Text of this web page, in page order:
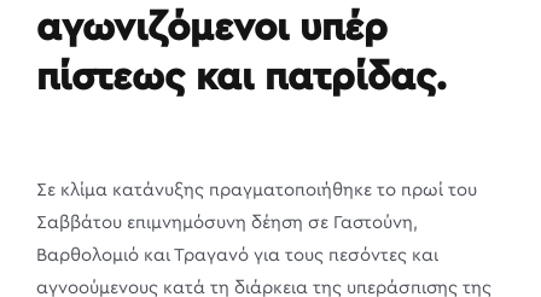
αγωνιζόμενοι υπέρ
πίστεως και πατρίδας.
Σε κλίμα κατάνυξης πραγματοποιήθηκε το πρωί του
Σαββάτου επιμνημόσυνη δέηση σε Γαστούνη,
Βαρθολομιό και Τραγανό για τους πεσόντες και
αγνοούμενους κατά τη διάρκεια της υπεράσπισης της